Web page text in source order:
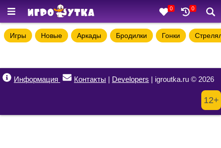
0 0
Игры Новые Аркады Бродилки Гонки
Информация Контакты | Developers | igroutka.ru © 2026
12+